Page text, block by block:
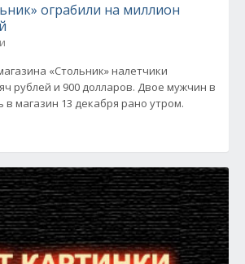
ограбили на миллион
«Стольник» налетчики
рублей и 900 долларов. Двое мужчин в
в магазин 13 декабря рано утром.